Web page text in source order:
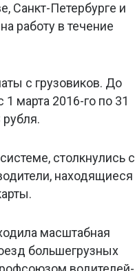
Санкт-Петербурге и
работу в течение
с грузовиков. До
1 марта 2016-го по 31
столкнулись с
находящиеся
масштабная
большегрузных